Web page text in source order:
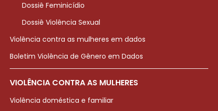
Dossiê Feminicídio
Dossiê Violência Sexual
Violência contra as mulheres em dados
Boletim Violência de Gênero em Dados
VIOLÊNCIA CONTRA AS MULHERES
Violência doméstica e familiar